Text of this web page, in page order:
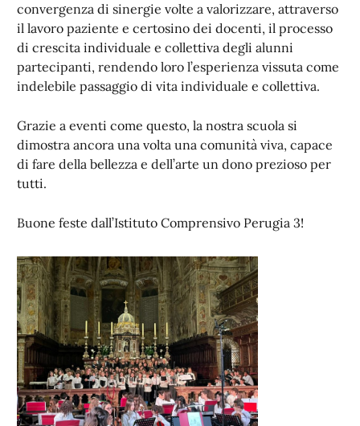
convergenza di sinergie volte a valorizzare, attraverso
il lavoro paziente e certosino dei docenti, il processo
di crescita individuale e collettiva degli alunni
partecipanti, rendendo loro l’esperienza vissuta come
indelebile passaggio di vita individuale e collettiva.
Grazie a eventi come questo, la nostra scuola si
dimostra ancora una volta una comunità viva, capace
di fare della bellezza e dell’arte un dono prezioso per
tutti.
Buone feste dall’Istituto Comprensivo Perugia 3!